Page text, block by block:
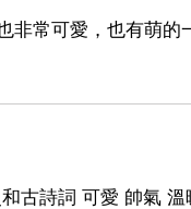
常可愛，也有萌
古詩詞 可愛 帥氣